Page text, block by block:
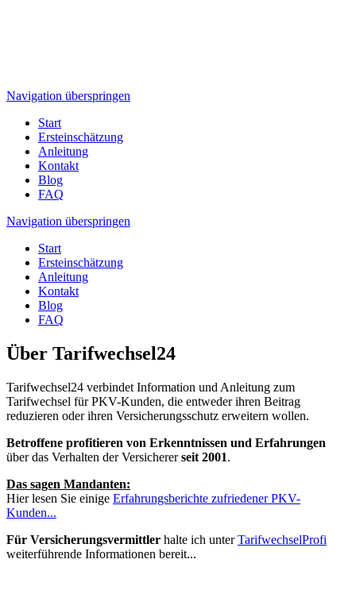
Navigation überspringen
Start
Ersteinschätzung
Anleitung
Kontakt
Blog
FAQ
Navigation überspringen
Start
Ersteinschätzung
Anleitung
Kontakt
Blog
FAQ
Über Tarifwechsel24
Tarifwechsel24 verbindet Information und Anleitung zum
Tarifwechsel für PKV-Kunden, die entweder ihren Beitrag
reduzieren oder ihren Versicherungsschutz erweitern wollen.
Betroffene profitieren von Erkenntnissen und Erfahrungen
über das Verhalten der Versichererseit 2001.
Das sagen Mandanten:
Hier lesen Sie einige Erfahrungsberichte zufriedener PKV-
Kunden...
Für Versicherungsvermittler halte ich unterTarifwechselProfi
weiterführende Informationen bereit...